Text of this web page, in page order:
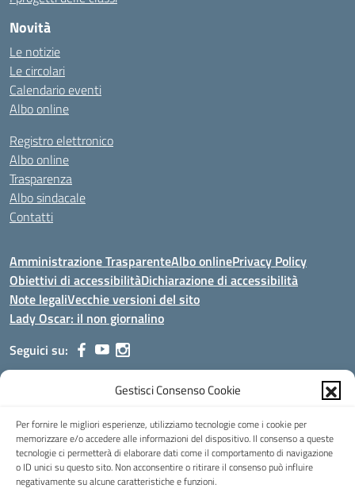
Gestisci Consenso Cookie
Per fornire le migliori esperienze, utilizziamo tecnologie come i cookie per
memorizzare e/o accedere alle informazioni del dispositivo. Il consenso a queste
tecnologie ci permetterà di elaborare dati come il comportamento di navigazione
o ID unici su questo sito. Non acconsentire o ritirare il consenso può influire
negativamente su alcune caratteristiche e funzioni.
Novità
Le notizie
Le circolari
Calendario eventi
Albo online
Registro elettronico
Albo online
Trasparenza
Albo sindacale
Contatti
Amministrazione TrasparenteAlbo onlinePrivacy Policy
Obiettivi di accessibilitàDichiarazione di accessibilità
Note legaliVecchie versioni del sito
Lady Oscar: il non giornalino
Seguici su:
Viale Aldo Moro, 51 - 24021 Albino (Bg)
Posta elettronica certificata (PEC):bgis00900b@pec.istruzione.it
Codice fiscale: 95002390169
Codice meccanografico:BGIS00900B